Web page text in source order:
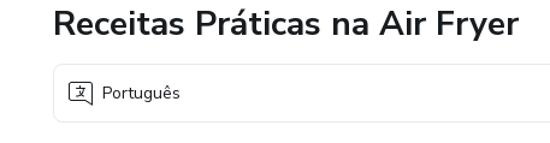
Receitas Práticas na Air Fryer
Português